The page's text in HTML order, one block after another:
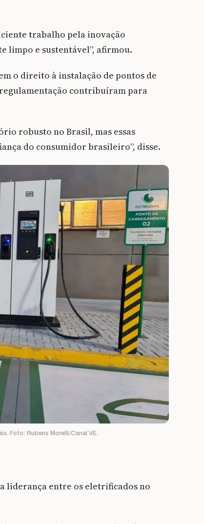
trabalho pela inovação
limpo e sustentável”, afirmou.
o direito à instalação de pontos de
contribuíram para
robusto no Brasil, mas essas
do consumidor brasileiro”, disse.
Foto: Rubens Morelli/Canal VE.
liderança entre os eletrificados no